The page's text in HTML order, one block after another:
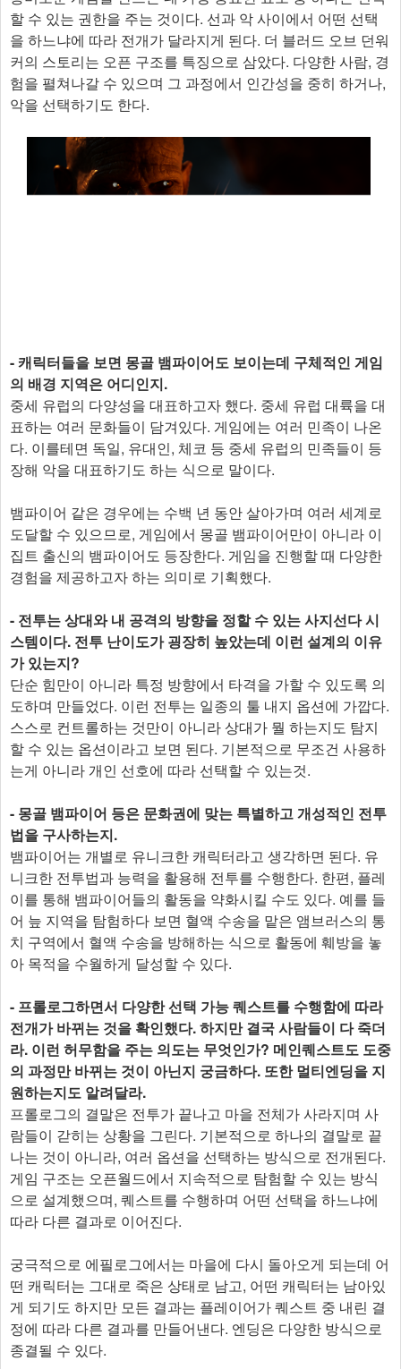
할 수 있는 권한을 주는 것이다. 선과 악 사이에서 어떤 선택
을 하느냐에 따라 전개가 달라지게 된다. 더 블러드 오브 던워
커의 스토리는 오픈 구조를 특징으로 삼았다. 다양한 사람, 경
험을 펼쳐나갈 수 있으며 그 과정에서 인간성을 중히 하거나,
악을 선택하기도 한다.
- 캐릭터들을 보면 몽골 뱀파이어도 보이는데 구체적인 게임
의 배경 지역은 어디인지.
중세 유럽의 다양성을 대표하고자 했다. 중세 유럽 대륙을 대
표하는 여러 문화들이 담겨있다. 게임에는 여러 민족이 나온
다. 이를테면 독일, 유대인, 체코 등 중세 유럽의 민족들이 등
장해 악을 대표하기도 하는 식으로 말이다.
뱀파이어 같은 경우에는 수백 년 동안 살아가며 여러 세계로
도달할 수 있으므로, 게임에서 몽골 뱀파이어만이 아니라 이
집트 출신의 뱀파이어도 등장한다. 게임을 진행할 때 다양한
경험을 제공하고자 하는 의미로 기획했다.
- 전투는 상대와 내 공격의 방향을 정할 수 있는 사지선다 시
스템이다. 전투 난이도가 굉장히 높았는데 이런 설계의 이유
가 있는지?
단순 힘만이 아니라 특정 방향에서 타격을 가할 수 있도록 의
도하며 만들었다. 이런 전투는 일종의 툴 내지 옵션에 가깝다.
스스로 컨트롤하는 것만이 아니라 상대가 뭘 하는지도 탐지
할 수 있는 옵션이라고 보면 된다. 기본적으로 무조건 사용하
는게 아니라 개인 선호에 따라 선택할 수 있는것.
- 몽골 뱀파이어 등은 문화권에 맞는 특별하고 개성적인 전투
법을 구사하는지.
뱀파이어는 개별로 유니크한 캐릭터라고 생각하면 된다. 유
니크한 전투법과 능력을 활용해 전투를 수행한다. 한편, 플레
이를 통해 뱀파이어들의 활동을 약화시킬 수도 있다. 예를 들
어 늪 지역을 탐험하다 보면 혈액 수송을 맡은 앰브러스의 통
치 구역에서 혈액 수송을 방해하는 식으로 활동에 훼방을 놓
아 목적을 수월하게 달성할 수 있다.
- 프롤로그하면서 다양한 선택 가능 퀘스트를 수행함에 따라
전개가 바뀌는 것을 확인했다. 하지만 결국 사람들이 다 죽더
라. 이런 허무함을 주는 의도는 무엇인가? 메인퀘스트도 도중
의 과정만 바뀌는 것이 아닌지 궁금하다. 또한 멀티엔딩을 지
원하는지도 알려달라.
프롤로그의 결말은 전투가 끝나고 마을 전체가 사라지며 사
람들이 갇히는 상황을 그린다. 기본적으로 하나의 결말로 끝
나는 것이 아니라, 여러 옵션을 선택하는 방식으로 전개된다.
게임 구조는 오픈월드에서 지속적으로 탐험할 수 있는 방식
으로 설계했으며, 퀘스트를 수행하며 어떤 선택을 하느냐에
따라 다른 결과로 이어진다.
궁극적으로 에필로그에서는 마을에 다시 돌아오게 되는데 어
떤 캐릭터는 그대로 죽은 상태로 남고, 어떤 캐릭터는 남아있
게 되기도 하지만 모든 결과는 플레이어가 퀘스트 중 내린 결
정에 따라 다른 결과를 만들어낸다. 엔딩은 다양한 방식으로
종결될 수 있다.